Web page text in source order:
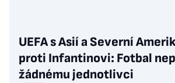
UEFA s Asií a Severní
proti Infantinovi: Fotbal
žádnému jednotlivci